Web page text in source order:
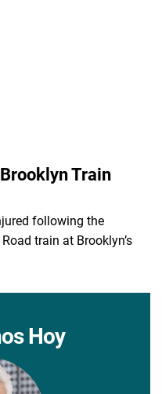
Train
following the
train at Brooklyn’s
Hoy